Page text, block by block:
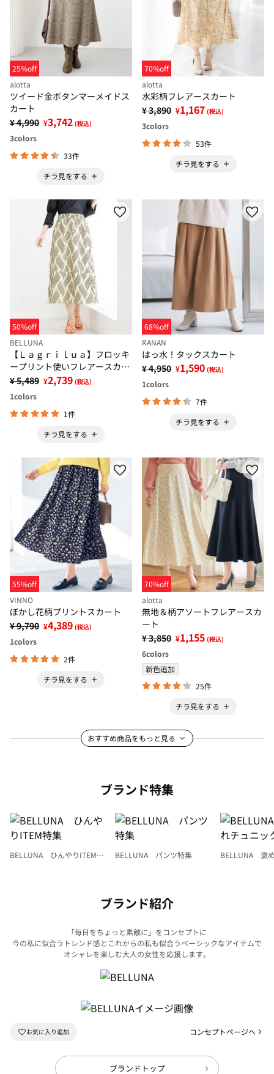
25%off
alotta
ツイード金ボタンマーメイドス
カート
¥ 4,990 ¥3,742 (税込)
3colors
33件
チラ見をする
70%off
alotta
水彩柄フレアースカート
¥ 3,890 ¥1,167 (税込)
3colors
53件
チラ見をする
50%off
BELLUNA
【Ｌａｇｒｉｌｕａ】フロッキ
ープリント使いフレアースカー
ト
¥ 5,489 ¥2,739 (税込)
1colors
1件
チラ見をする
68%off
RANAN
はっ水！タックスカート
¥ 4,950 ¥1,590 (税込)
1colors
7件
チラ見をする
55%off
VINNO
ぼかし花柄プリントスカート
¥ 9,790 ¥4,389 (税込)
1colors
2件
チラ見をする
70%off
alotta
無地＆柄アソートフレアースカ
ート
¥ 3,850 ¥1,155 (税込)
6colors
新色追加
25件
チラ見をする
おすすめ商品をもっと見る
ブランド特集
BELLUNA ひんやりITEM特
BELLUNA パンツ特集
BELLUNA 褒
ブランド紹介
「毎日をちょっと素敵に」をコンセプトに
今の私に似合うトレンド感とこれからの私も似合うベーシックなアイテムで
オシャレを楽しむ大人の女性を応援します。
コンセプトページへ
ブランドトップ